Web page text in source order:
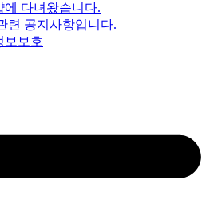
에 다녀왔습니다.
련 공지사항입니다.
보보호